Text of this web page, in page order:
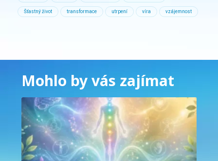
Šťastný život transformace utrpení víra vzájemnost
Mohlo by vás zajímat